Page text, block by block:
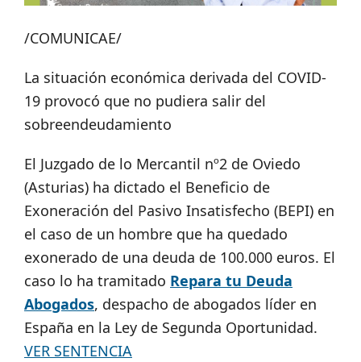
/COMUNICAE/
La situación económica derivada del COVID-
19 provocó que no pudiera salir del
sobreendeudamiento
El Juzgado de lo Mercantil nº2 de Oviedo
(Asturias) ha dictado el Beneficio de
Exoneración del Pasivo Insatisfecho (BEPI) en
el caso de un hombre que ha quedado
exonerado de una deuda de 100.000 euros. El
caso lo ha tramitado Repara tu Deuda
Abogados, despacho de abogados líder en
España en la Ley de Segunda Oportunidad.
VER SENTENCIA